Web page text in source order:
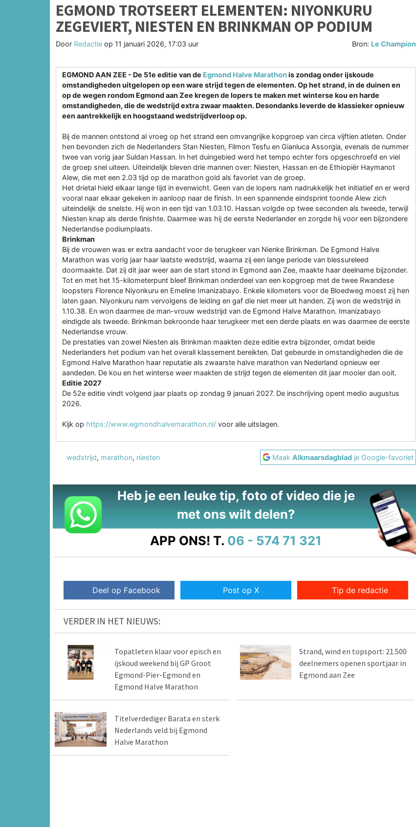
EGMOND TROTSEERT ELEMENTEN: NIYONKURU
ZEGEVIERT, NIESTEN EN BRINKMAN OP PODIUM
Door Redactie op 11 januari 2026, 17:03 uur Bron: Le Champion
EGMOND AAN ZEE - De 51e editie van de Egmond Halve Marathon is zondag onder ijskoude
omstandigheden uitgelopen op een ware strijd tegen de elementen. Op het strand, in de duinen en
op de wegen rondom Egmond aan Zee kregen de lopers te maken met winterse kou en harde
omstandigheden, die de wedstrijd extra zwaar maakten. Desondanks leverde de klassieker opnieuw
een aantrekkelijk en hoogstaand wedstrijdverloop op.
Bij de mannen ontstond al vroeg op het strand een omvangrijke kopgroep van circa vijftien atleten. Onder
hen bevonden zich de Nederlanders Stan Niesten, Filmon Tesfu en Gianluca Assorgia, evenals de nummer
twee van vorig jaar Suldan Hassan. In het duingebied werd het tempo echter fors opgeschroefd en viel
de groep snel uiteen. Uiteindelijk bleven drie mannen over: Niesten, Hassan en de Ethiopiër Haymanot
Alew, die met een 2.03 tijd op de marathon gold als favoriet van de groep.
Het drietal hield elkaar lange tijd in evenwicht. Geen van de lopers nam nadrukkelijk het initiatief en er werd
vooral naar elkaar gekeken in aanloop naar de finish. In een spannende eindsprint toonde Alew zich
uiteindelijk de snelste. Hij won in een tijd van 1.03.10. Hassan volgde op twee seconden als tweede, terwijl
Niesten knap als derde finishte. Daarmee was hij de eerste Nederlander en zorgde hij voor een bijzondere
Nederlandse podiumplaats.
Brinkman
Bij de vrouwen was er extra aandacht voor de terugkeer van Nienke Brinkman. De Egmond Halve
Marathon was vorig jaar haar laatste wedstrijd, waarna zij een lange periode van blessureleed
doormaakte. Dat zij dit jaar weer aan de start stond in Egmond aan Zee, maakte haar deelname bijzonder.
Tot en met het 15-kilometerpunt bleef Brinkman onderdeel van een kopgroep met de twee Rwandese
loopsters Florence Niyonkuru en Emeline Imanizabayo. Enkele kilometers voor de Bloedweg moest zij hen
laten gaan. Niyonkuru nam vervolgens de leiding en gaf die niet meer uit handen. Zij won de wedstrijd in
1.10.38. En won daarmee de man-vrouw wedstrijd van de Egmond Halve Marathon. Imanizabayo
eindigde als tweede. Brinkman bekroonde haar terugkeer met een derde plaats en was daarmee de eerste
Nederlandse vrouw.
De prestaties van zowel Niesten als Brinkman maakten deze editie extra bijzonder, omdat beide
Nederlanders het podium van het overall klassement bereikten. Dat gebeurde in omstandigheden die de
Egmond Halve Marathon haar reputatie als zwaarste halve marathon van Nederland opnieuw eer
aandeden. De kou en het winterse weer maakten de strijd tegen de elementen dit jaar mooier dan ooit.
Editie 2027
De 52e editie vindt volgend jaar plaats op zondag 9 januari 2027. De inschrijving opent medio augustus
2026.
Kijk op https://www.egmondhalvemarathon.nl/ voor alle uitslagen.
wedstrijd, marathon, niesten MaakAlkmaarsdagblad je Google-favoriet
Heb je een leuke tip, foto of video die je
met ons wilt delen?
APP ONS! T. 06 - 574 71 321
Deel op Facebook Post op X Tip de redactie
VERDER IN HET NIEUWS:
Topatleten klaar voor episch en
ijskoud weekend bij GP Groot
Egmond-Pier-Egmond en
Egmond Halve Marathon
Strand, wind en topsport: 21.500
deelnemers openen sportjaar in
Egmond aan Zee
Titelverdediger Barata en sterk
Nederlands veld bij Egmond
Halve Marathon